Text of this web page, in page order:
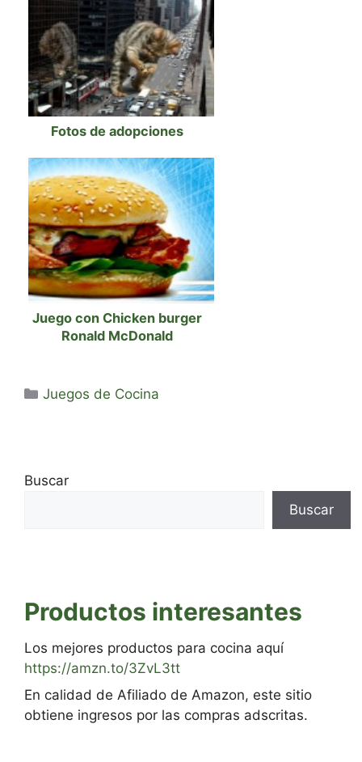
Fotos de adopciones
Juego con Chicken burger
Ronald McDonald
Categorías
Juegos de Cocina
Buscar
Buscar
Productos interesantes
Los mejores productos para cocina aquí
https://amzn.to/3ZvL3tt
En calidad de Afiliado de Amazon, este sitio
obtiene ingresos por las compras adscritas.